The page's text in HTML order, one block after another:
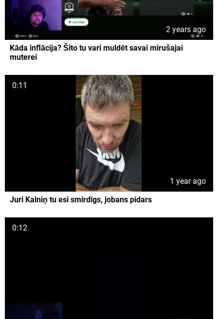
2 years ago
Kāda inflācija? Šito tu vari muldēt savai mirušajai
muterei
0:11
1 year ago
Juri Kalniņ tu esi smirdīgs, jobans pidars
0:12